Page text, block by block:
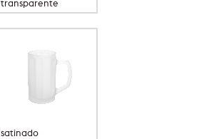
transparente
satinado